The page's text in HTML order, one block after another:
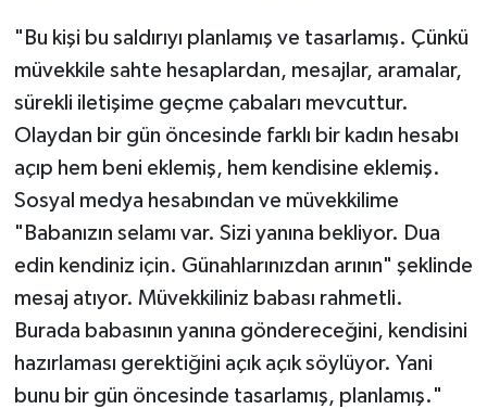
"Bu kişi bu saldırıyı planlamış ve tasarlamış. Çünkü
müvekkile sahte hesaplardan, mesajlar, aramalar,
sürekli iletişime geçme çabaları mevcuttur.
Olaydan bir gün öncesinde farklı bir kadın hesabı
açıp hem beni eklemiş, hem kendisine eklemiş.
Sosyal medya hesabından ve müvekkilime
"Babanızın selamı var. Sizi yanına bekliyor. Dua
edin kendiniz için. Günahlarınızdan arının" şeklinde
mesaj atıyor. Müvekkiliniz babası rahmetli.
Burada babasının yanına göndereceğini, kendisini
hazırlaması gerektiğini açık açık söylüyor. Yani
bunu bir gün öncesinde tasarlamış, planlamış."